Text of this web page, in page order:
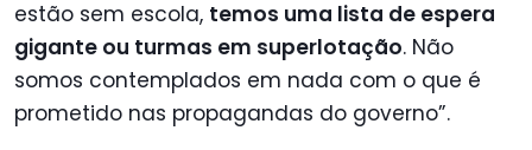
estão sem escola, temos uma lista de espera
gigante ou turmas em superlotação. Não
somos contemplados em nada com o que é
prometido nas propagandas do governo”.